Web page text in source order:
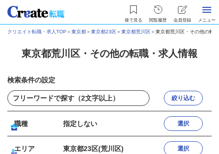
後で見る 閲覧履歴 会員登録 メニュー
クリエイト転職・求人TOP ＞東京都＞東京都23区＞東京都荒川区＞東京都荒川区・その他の転
東京都荒川区・その他の転職・求人情報
検索条件の設定
絞り込む
職種 指定しない 選択
エリア 東京都23区(荒川区) 選択